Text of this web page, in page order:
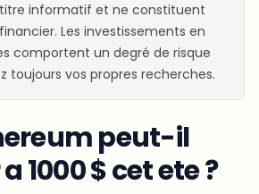
informatif et ne constituent
Les investissements en
comportent un degré de risque
toujours vos propres recherches.
peut-il
1000 $ cet ete ?